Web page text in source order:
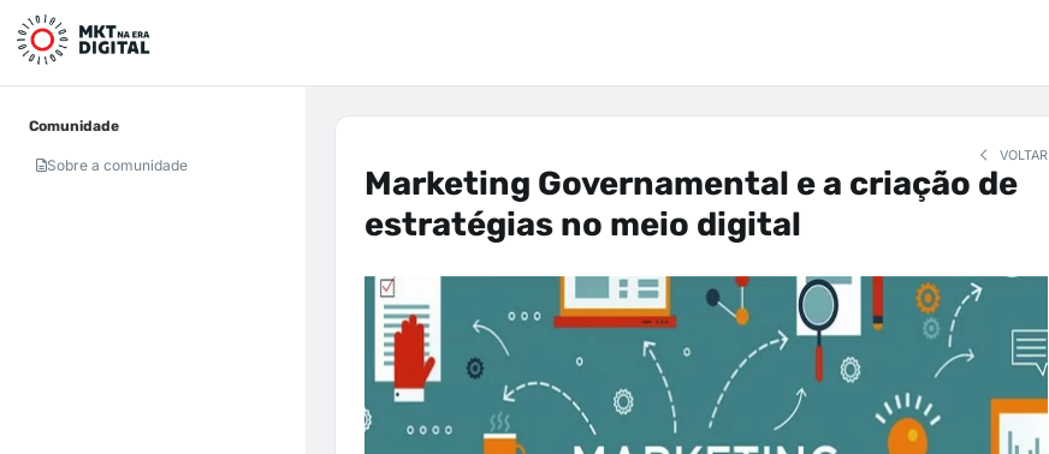
Comunidade
Sobre a comunidade
VOLTAR
Marketing Governamental e a criação de
estratégias no meio digital